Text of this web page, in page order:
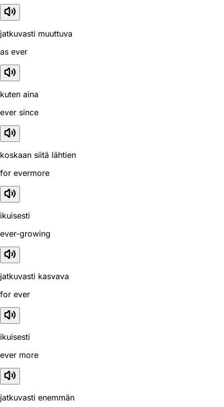
jatkuvasti muuttuva
as ever
kuten aina
ever since
koskaan siitä lähtien
for evermore
ikuisesti
ever-growing
jatkuvasti kasvava
for ever
ikuisesti
ever more
jatkuvasti enemmän